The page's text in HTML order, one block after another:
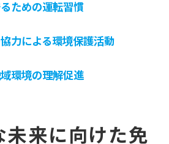
ための運転習慣
力による環境保護活動
環境の理解促進
来に向けた免